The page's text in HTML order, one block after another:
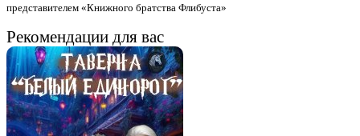
представителем «Книжного братства Флибуста»
Рекомендации для вас